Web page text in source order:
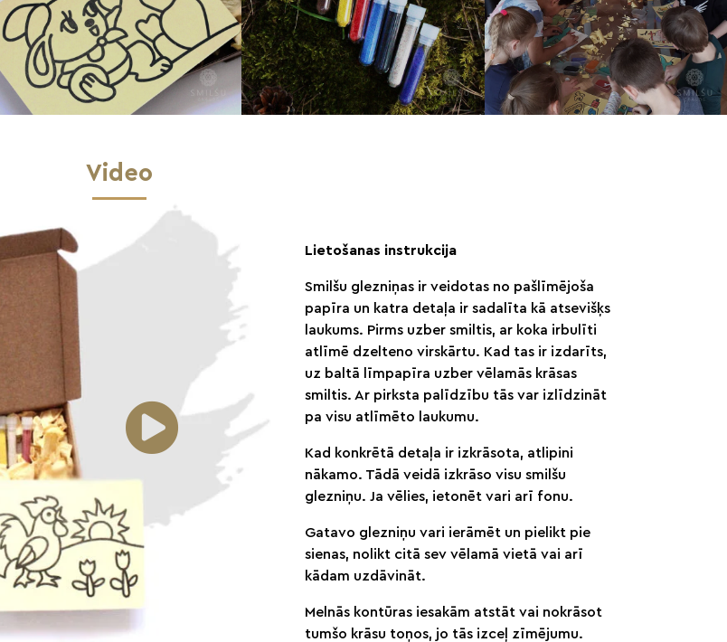
Video
Lietošanas instrukcija
Smilšu glezniņas ir veidotas no pašlīmējoša
papīra un katra detaļa ir sadalīta kā atsevišķs
laukums. Pirms uzber smiltis, ar koka irbulīti
atlīmē dzelteno virskārtu. Kad tas ir izdarīts,
uz baltā līmpapīra uzber vēlamās krāsas
smiltis. Ar pirksta palīdzību tās var izlīdzināt
pa visu atlīmēto laukumu.
Kad konkrētā detaļa ir izkrāsota, atlipini
nākamo. Tādā veidā izkrāso visu smilšu
glezniņu. Ja vēlies, ietonēt vari arī fonu.
Gatavo glezniņu vari ierāmēt un pielikt pie
sienas, nolikt citā sev vēlamā vietā vai arī
kādam uzdāvināt.
Melnās kontūras iesakām atstāt vai nokrāsot
tumšo krāsu toņos, jo tās izceļ zīmējumu.